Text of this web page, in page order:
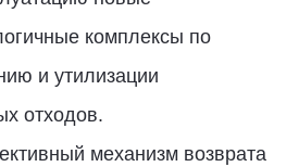
комплексы по
и утилизации
отходов.
механизм возврата